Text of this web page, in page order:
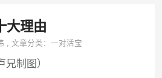
大理由
,文章分类：一对活宝
兄制图）